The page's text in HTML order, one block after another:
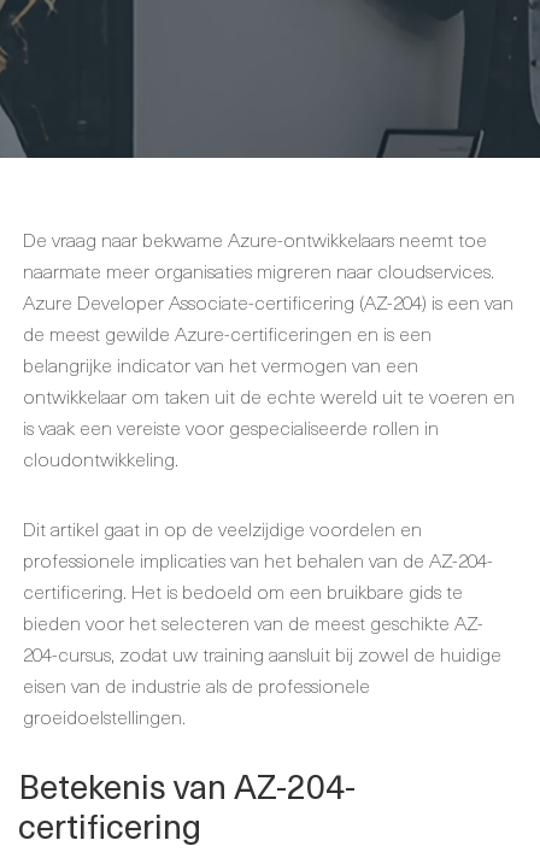
De vraag naar bekwame Azure-ontwikkelaars neemt toe
naarmate meer organisaties migreren naar cloudservices.
Azure Developer Associate-certificering (AZ-204) is een van
de meest gewilde Azure-certificeringen en is een
belangrijke indicator van het vermogen van een
ontwikkelaar om taken uit de echte wereld uit te voeren en
is vaak een vereiste voor gespecialiseerde rollen in
cloudontwikkeling.
Dit artikel gaat in op de veelzijdige voordelen en
professionele implicaties van het behalen van de AZ-204-
certificering. Het is bedoeld om een bruikbare gids te
bieden voor het selecteren van de meest geschikte AZ-
204-cursus, zodat uw training aansluit bij zowel de huidige
eisen van de industrie als de professionele
groeidoelstellingen.
Betekenis van AZ-204-
certificering